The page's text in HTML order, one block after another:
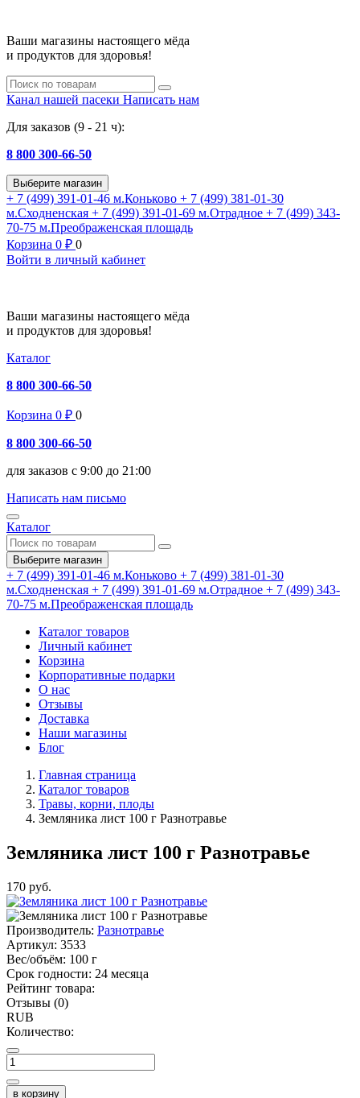
Ваши магазины настоящего мёда
и продуктов для здоровья!
Канал нашей пасеки Написать нам
Для заказов (9 - 21 ч):
8 800 300-66-50
Выберите магазин
+ 7 (499) 391-01-46 м.Коньково + 7 (499) 381-01-30
м.Сходненская + 7 (499) 391-01-69 м.Отрадное + 7 (499) 343-
70-75 м.Преображенская площадь
Корзина 0 ₽ 0
Войти в личный кабинет
Ваши магазины настоящего мёда
и продуктов для здоровья!
Каталог
8 800 300-66-50
Корзина 0 ₽ 0
8 800 300-66-50
для заказов с 9:00 до 21:00
Написать нам письмо
Каталог
Выберите магазин
+ 7 (499) 391-01-46 м.Коньково + 7 (499) 381-01-30
м.Сходненская + 7 (499) 391-01-69 м.Отрадное + 7 (499) 343-
70-75 м.Преображенская площадь
Каталог товаров
Личный кабинет
Корзина
Корпоративные подарки
О нас
Отзывы
Доставка
Наши магазины
Блог
Главная страница
Каталог товаров
Травы, корни, плоды
Земляника лист 100 г Разнотравье
Земляника лист 100 г Разнотравье
170 руб.
Производитель: Разнотравье
Артикул: 3533
Вес/объём: 100 г
Срок годности: 24 месяца
Рейтинг товара:
Отзывы (0)
RUB
Количество:
в корзину